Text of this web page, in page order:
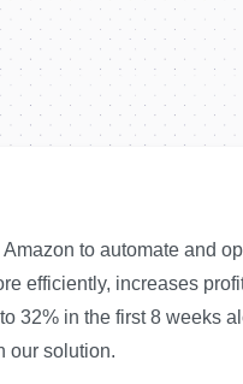
to automate and
efficiently, increases
32% in the first 8 weeks
our solution.